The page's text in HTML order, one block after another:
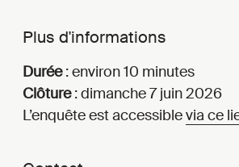
Plus d'informations
Durée: environ 10 minutes
Clôture: dimanche 7 juin 2026
L’enquête est accessiblevia ce